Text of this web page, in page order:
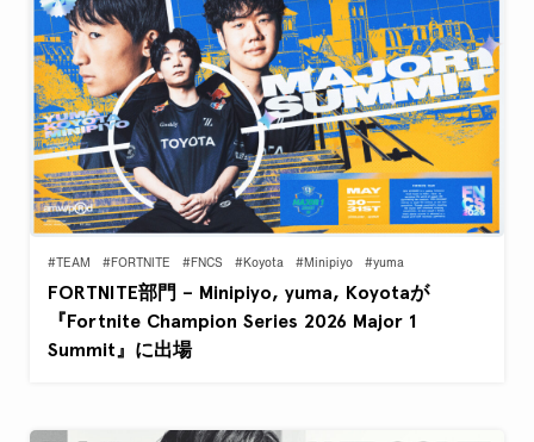
#TEAM #FORTNITE #FNCS #Koyota #Minipiyo #yuma
FORTNITE部門 – Minipiyo, yuma, Koyotaが
『Fortnite Champion Series 2026 Major 1
Summit』に出場